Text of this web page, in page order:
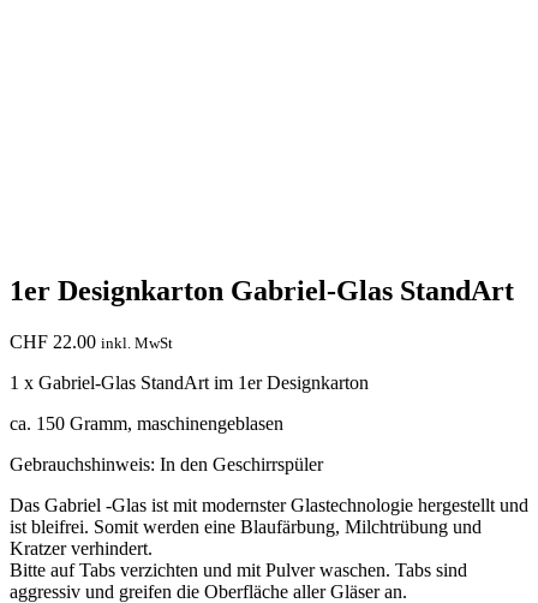
1er Designkarton Gabriel-Glas StandArt
CHF 22.00 inkl. MwSt
1 x Gabriel-Glas StandArt im 1er Designkarton
ca. 150 Gramm, maschinengeblasen
Gebrauchshinweis: In den Geschirrspüler
Das Gabriel -Glas ist mit modernster Glastechnologie hergestellt und
ist bleifrei. Somit werden eine Blaufärbung, Milchtrübung und
Kratzer verhindert.
Bitte auf Tabs verzichten und mit Pulver waschen. Tabs sind
aggressiv und greifen die Oberfläche aller Gläser an.